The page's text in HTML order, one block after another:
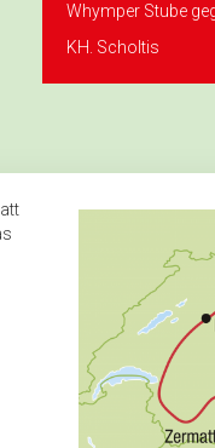
Whymper Stube
KH. Scholtis